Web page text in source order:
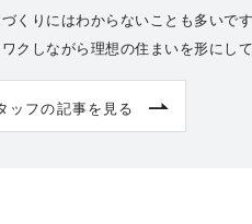
くりにはわからないことも多いで
クしながら理想の住まいを形にし
ッフの記事を見る